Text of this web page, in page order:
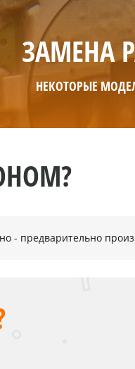
ЗАМЕНА
НЕКОТОРЫЕ
- предварительно